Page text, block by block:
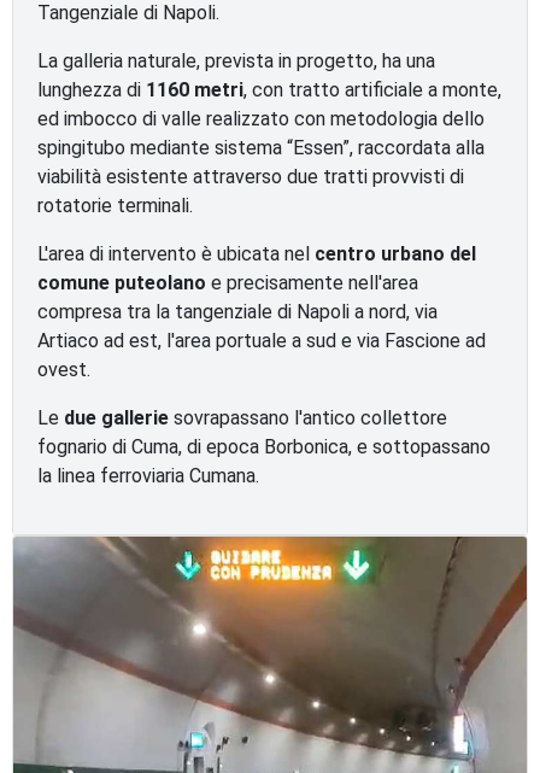
Tangenziale di Napoli.
La galleria naturale, prevista in progetto, ha una
lunghezza di 1160 metri, con tratto artificiale a monte,
ed imbocco di valle realizzato con metodologia dello
spingitubo mediante sistema “Essen”, raccordata alla
viabilità esistente attraverso due tratti provvisti di
rotatorie terminali.
L'area di intervento è ubicata nel centro urbano del
comune puteolano e precisamente nell'area
compresa tra la tangenziale di Napoli a nord, via
Artiaco ad est, l'area portuale a sud e via Fascione ad
ovest.
Le due gallerie sovrapassano l'antico collettore
fognario di Cuma, di epoca Borbonica, e sottopassano
la linea ferroviaria Cumana.